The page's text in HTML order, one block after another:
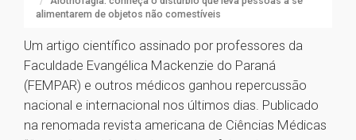
alimentarem de objetos não comestíveis
Um artigo científico assinado por professores da
Faculdade Evangélica Mackenzie do Paraná
(FEMPAR) e outros médicos ganhou repercussão
nacional e internacional nos últimos dias. Publicado
na renomada revista americana de Ciências Médicas